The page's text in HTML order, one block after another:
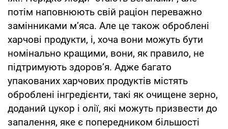
потім наповнюють свій раціон переважно
замінниками м’яса. Але це також оброблені
харчові продукти, і, хоча вони можуть бути
номінально кращими, вони, як правило, не
підтримують здоров’я. Адже багато
упакованих харчових продуктів містять
оброблені інгредієнти, такі як очищене зерно,
доданий цукор і олії, які можуть призвести до
запалення, яке є попередником більшості